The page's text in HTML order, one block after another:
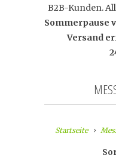
B2B-Kunden.
Sommerpause
Versand
Startseite